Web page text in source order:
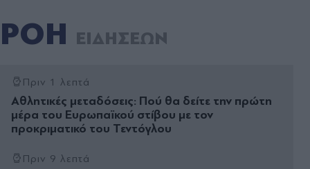
ΡΟΗ ΕΙΔΗΣΕΩΝ
Πριν 1 λεπτά
Αθλητικές μεταδόσεις: Πού θα δείτε την πρώτη
μέρα του Ευρωπαϊκού στίβου με τον
προκριματικό του Τεντόγλου
Πριν 9 λεπτά